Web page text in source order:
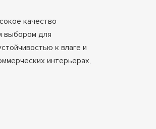
качество
выбором для
к влаге и
интерьерах,